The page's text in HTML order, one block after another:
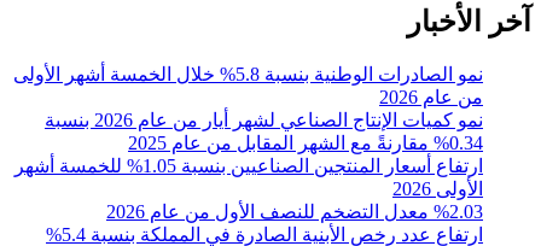
آخر الأخبار
نمو الصادرات الوطنية بنسبة 5.8% خلال الخمسة أشهر الأولى
من عام 2026
نمو كميات الإنتاج الصناعي لشهر أيار من عام 2026 بنسبة
0.34% مقارنةً مع الشهر المقابل من عام 2025
ارتفاع أسعار المنتجين الصناعيين بنسبة 1.05% للخمسة أشهر
الأولى 2026
%2.03 معدل التضخم للنصف الأول من عام 2026
ارتفاع عدد رخص الأبنية الصادرة في المملكة بنسبة 5.4%